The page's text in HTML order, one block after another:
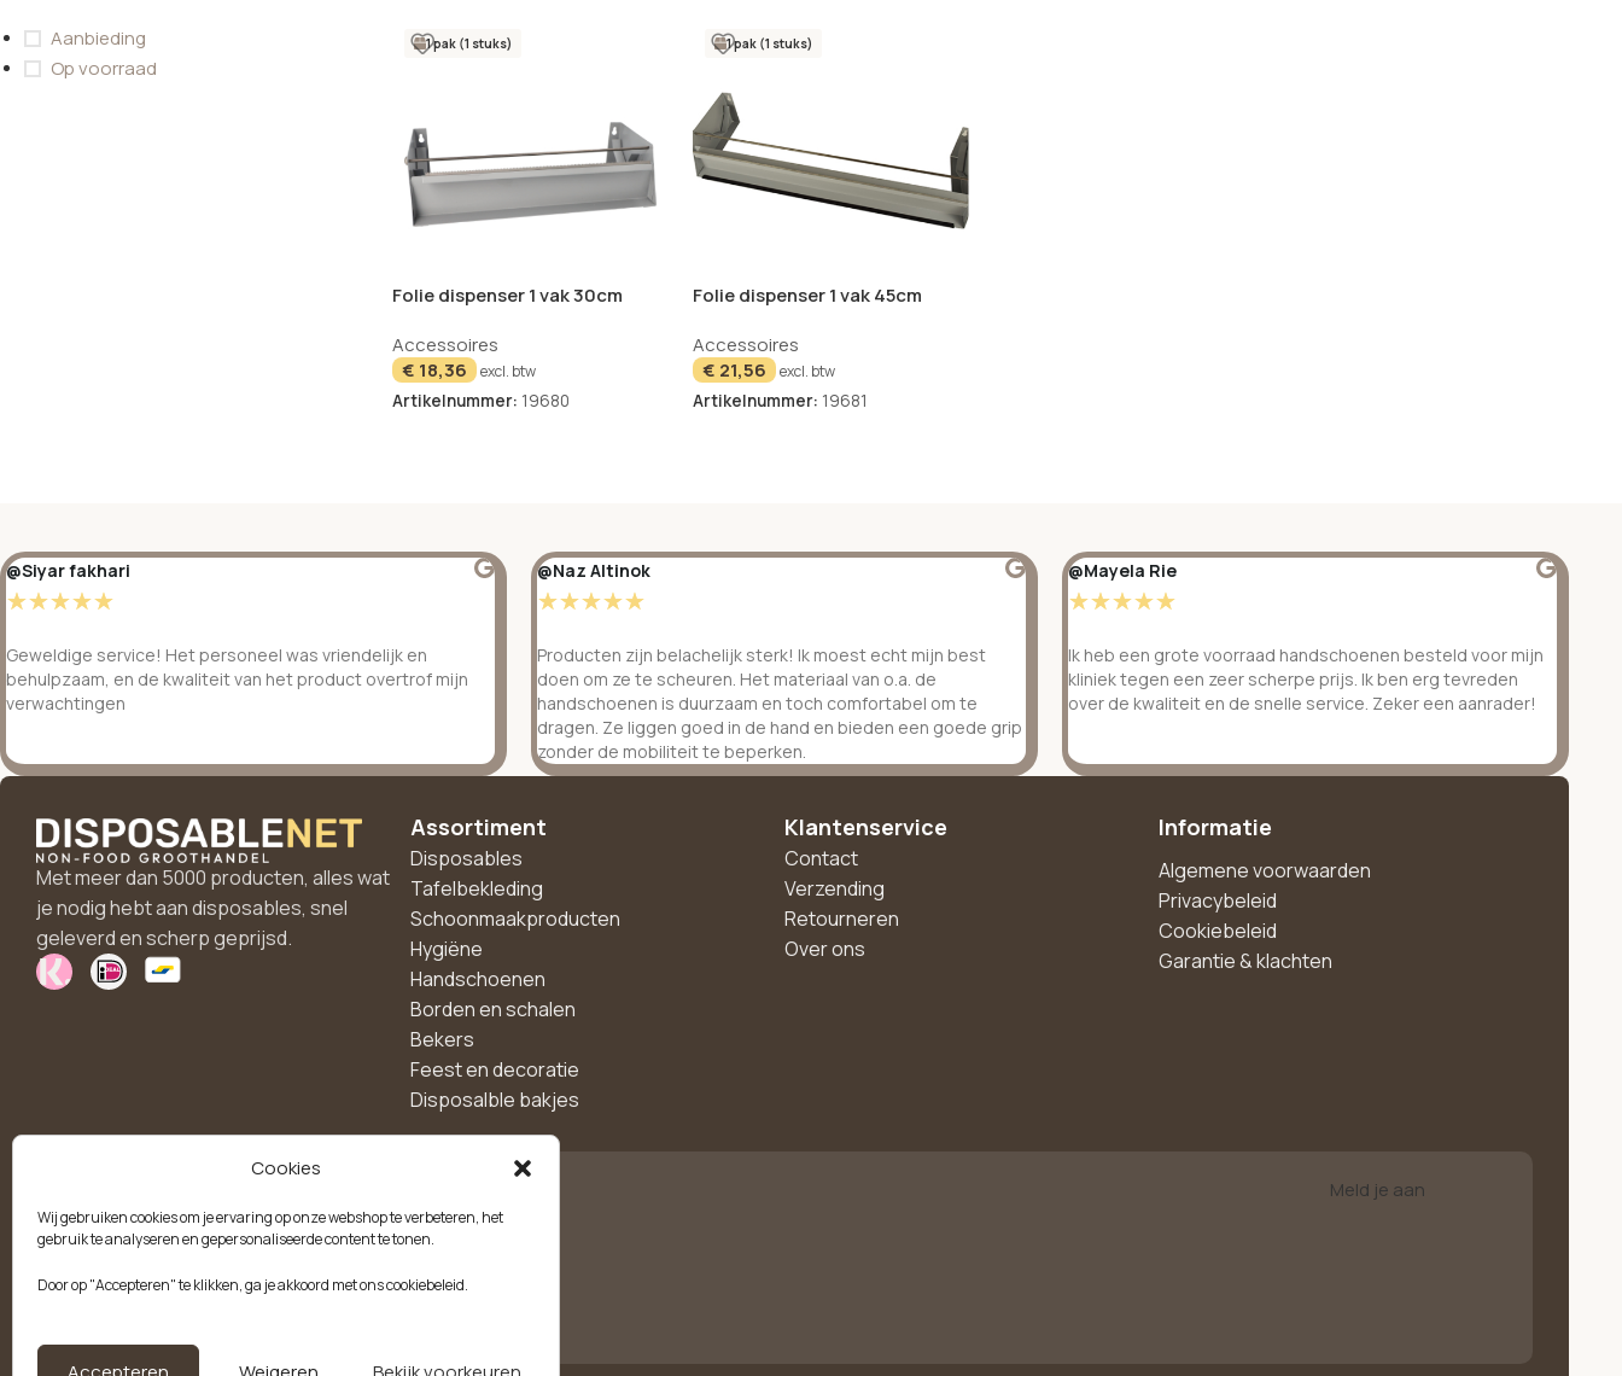
Cookies
Wij gebruiken cookies om je ervaring op onze webshop te verbeteren, het
gebruik te analyseren en gepersonaliseerde content te tonen.
Door op "Accepteren" te klikken, ga je akkoord met ons cookiebeleid.
Aanbieding
Op voorraad
1 pak (1 stuks)
Folie dispenser 1 vak 30cm
Accessoires
€ 18,36 excl. btw
Artikelnummer: 19680
1 pak (1 stuks)
UITVERKOCHT
Folie dispenser 1 vak 45cm
Accessoires
€ 21,56 excl. btw
Artikelnummer: 19681
@Siyar fakhari
☆☆☆☆☆
Geweldige service! Het personeel was vriendelijk en
behulpzaam, en de kwaliteit van het product overtrof mijn
verwachtingen
@Naz Altinok
☆☆☆☆☆
Producten zijn belachelijk sterk! Ik moest echt mijn best
doen om ze te scheuren. Het materiaal van o.a. de
handschoenen is duurzaam en toch comfortabel om te
dragen. Ze liggen goed in de hand en bieden een goede grip
zonder de mobiliteit te beperken.
@Mayela Rie
☆☆☆☆☆
Ik heb een grote voorraad handschoenen besteld voor mijn
kliniek tegen een zeer scherpe prijs. Ik ben erg tevreden
over de kwaliteit en de snelle service. Zeker een aanrader!
Met meer dan 5000 producten, alles wat
je nodig hebt aan disposables, snel
geleverd en scherp geprijsd.
Assortiment
Disposables
Tafelbekleding
Schoonmaakproducten
Hygiëne
Handschoenen
Borden en schalen
Bekers
Feest en decoratie
Disposalble bakjes
Klantenservice
Contact
Verzending
Retourneren
Over ons
Informatie
Algemene voorwaarden
Privacybeleid
Cookiebeleid
Garantie & klachten
voor 10% korting!
Blijf als eerste op de hoogte van exclusieve
Meld je aan